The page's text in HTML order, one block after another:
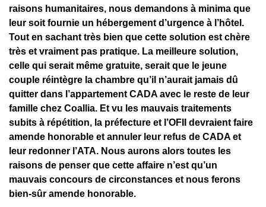
raisons humanitaires, nous demandons à minima que
leur soit fournie un hébergement d’urgence à l’hôtel.
Tout en sachant très bien que cette solution est chère
très et vraiment pas pratique. La meilleure solution,
celle qui serait même gratuite, serait que le jeune
couple réintègre la chambre qu’il n’aurait jamais dû
quitter dans l’appartement CADA avec le reste de leur
famille chez Coallia. Et vu les mauvais traitements
subits à répétition, la préfecture et l’OFII devraient faire
amende honorable et annuler leur refus de CADA et
leur redonner l’ATA. Nous aurons alors toutes les
raisons de penser que cette affaire n’est qu’un
mauvais concours de circonstances et nous ferons
bien-sûr amende honorable.